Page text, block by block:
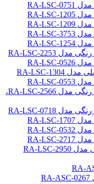
دوربین خطی 5340 پیکسلی رنگی مدل RA-LSC-2566،